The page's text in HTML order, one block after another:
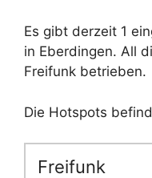
Es gibt derzeit 1
in Eberdingen. All
Freifunk betrieben.
Die Hotspots
Freifunk